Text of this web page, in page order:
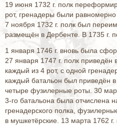
19 июня 1732 г. полк
рот, гренадеры были
7 ноября 1732 г. полк был
размещён в Дербенте. В 1735 г.
1 января 1746 г. вновь была
27 января 1747 г. полк приведён
каждый из 4 рот, с одной
каждый батальон был приведён
четыре фузилерные роты. 30
3-го батальона была отчислена
гренадерского полка,
в мушкетёрские. 13 марта 1762